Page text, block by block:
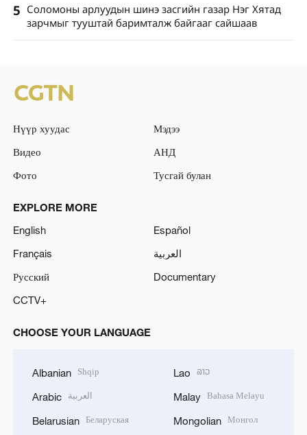
5 Соломоны арлуудын шинэ засгийн газар Нэг Хятад
зарчмыг тууштай баримталж байгааг сайшаав
Нүүр хуудас
Мэдээ
Видео
АНД
Фото
Тусгай булан
EXPLORE MORE
English
Español
Français
العربية
Русский
Documentary
CCTV+
CHOOSE YOUR LANGUAGE
Albanian Shqip
Arabic العربية
Belarusian Беларуская
Lao ລາວ
Malay Bahasa Melayu
Mongolian Монгол